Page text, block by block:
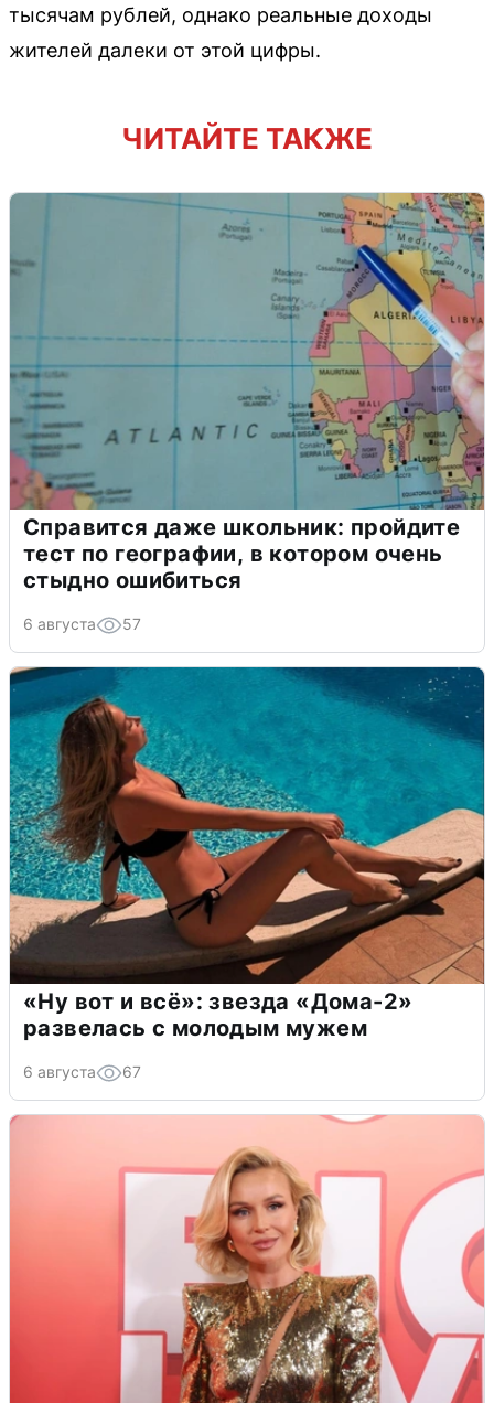
тысячам рублей, однако реальные доходы
жителей далеки от этой цифры.
ЧИТАЙТЕ ТАКЖЕ
Справится даже школьник: пройдите
тест по географии, в котором очень
стыдно ошибиться
6 августа 57
«Ну вот и всё»: звезда «Дома-2»
развелась с молодым мужем
6 августа 67